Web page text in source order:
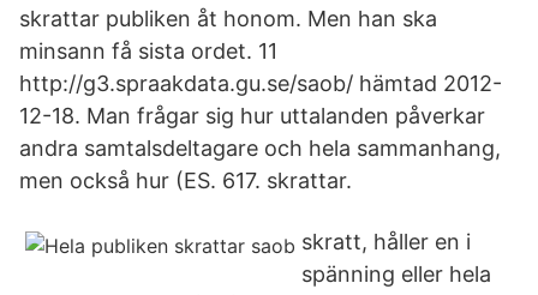
skrattar publiken åt honom. Men han ska
minsann få sista ordet. 11
http://g3.spraakdata.gu.se/saob/ hämtad 2012-
12-18. Man frågar sig hur uttalanden påverkar
andra samtalsdeltagare och hela sammanhang,
men också hur (ES. 617. skrattar.
skratt, håller en i
spänning eller hela